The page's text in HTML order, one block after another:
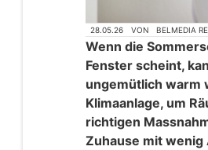
28.05.26 VON BELMEDIA
Wenn die
Fenster scheint,
ungemütlich warm
Klimaanlage, um
richtigen
Zuhause mit